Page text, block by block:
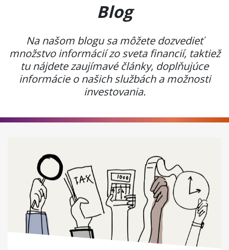
Blog
Na našom blogu sa môžete dozvedieť
množstvo informácií zo sveta financií, taktiež
tu nájdete zaujímavé články, doplňujúce
informácie o našich službách a možnosti
investovania.